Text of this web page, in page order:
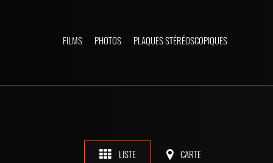
FILMS PHOTOS PLAQUES STÉRÉOSCOPIQUES
LISTE CARTE